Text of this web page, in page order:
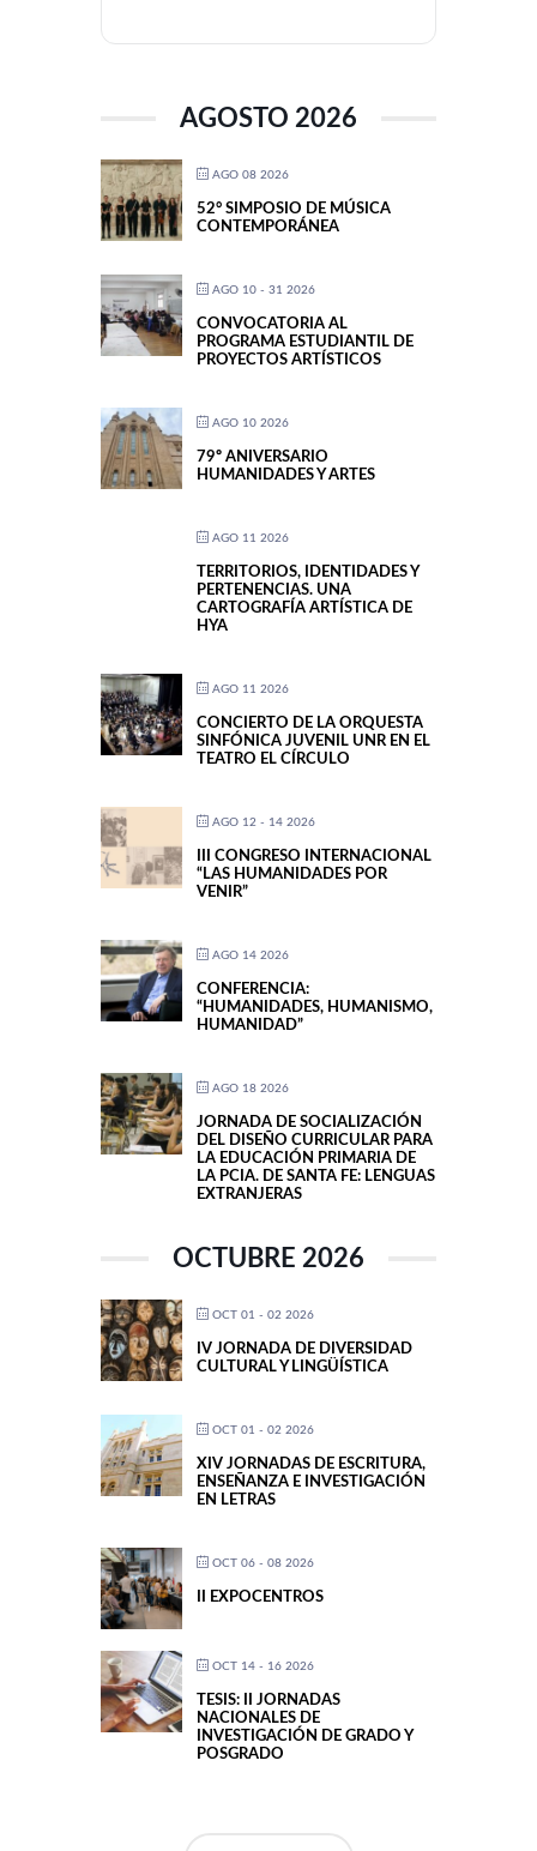
AGOSTO 2026
AGO 08 2026
52° SIMPOSIO DE MÚSICA
CONTEMPORÁNEA
AGO 10 - 31 2026
CONVOCATORIA AL
PROGRAMA ESTUDIANTIL DE
PROYECTOS ARTÍSTICOS
AGO 10 2026
79º ANIVERSARIO
HUMANIDADES Y ARTES
AGO 11 2026
TERRITORIOS, IDENTIDADES Y
PERTENENCIAS. UNA
CARTOGRAFÍA ARTÍSTICA DE
HYA
AGO 11 2026
CONCIERTO DE LA ORQUESTA
SINFÓNICA JUVENIL UNR EN EL
TEATRO EL CÍRCULO
AGO 12 - 14 2026
III CONGRESO INTERNACIONAL
“LAS HUMANIDADES POR
VENIR”
AGO 14 2026
CONFERENCIA:
“HUMANIDADES, HUMANISMO,
HUMANIDAD”
AGO 18 2026
JORNADA DE SOCIALIZACIÓN
DEL DISEÑO CURRICULAR PARA
LA EDUCACIÓN PRIMARIA DE
LA PCIA. DE SANTA FE: LENGUAS
EXTRANJERAS
OCTUBRE 2026
OCT 01 - 02 2026
IV JORNADA DE DIVERSIDAD
CULTURAL Y LINGÜÍSTICA
OCT 01 - 02 2026
XIV JORNADAS DE ESCRITURA,
ENSEÑANZA E INVESTIGACIÓN
EN LETRAS
OCT 06 - 08 2026
II EXPOCENTROS
OCT 14 - 16 2026
TESIS: II JORNADAS
NACIONALES DE
INVESTIGACIÓN DE GRADO Y
POSGRADO